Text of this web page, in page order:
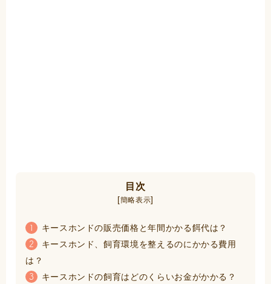
目次
[簡略表示]
1 キースホンドの販売価格と年間かかる餌代は？
2
キースホンド、飼育環境を整えるのにかかる費用
は？
3 キースホンドの飼育はどのくらいお金がかかる？